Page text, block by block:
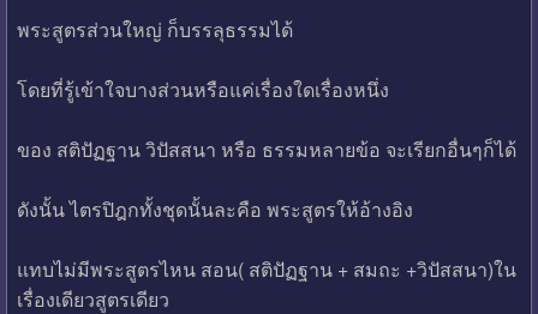
พระสูตรส่วนใหญ่ ก็บรรลุธรรมได้
โดยที่รู้เข้าใจบางส่วนหรือแค่เรื่องใดเรื่องหนึ่ง
ของ สติปัฏฐาน วิปัสสนา หรือ ธรรมหลายข้อ จะเรียกอื่นๆก็ได้
ดังนั้น ไตรปิฎกทั้งชุดนั้นละคือ พระสูตรให้อ้างอิง
แทบไม่มีพระสูตรไหน สอน( สติปัฏฐาน + สมถะ +วิปัสสนา)ใน
เรื่องเดียวสูตรเดียว